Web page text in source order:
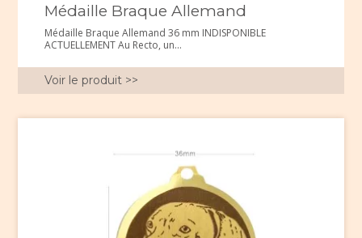
Médaille Braque Allemand
Médaille Braque Allemand 36 mm INDISPONIBLE
ACTUELLEMENT Au Recto, un...
Voir le produit >>